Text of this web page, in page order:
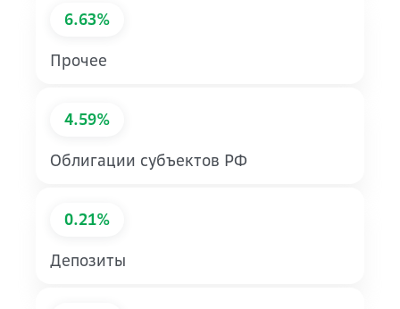
6.63%
Прочее
4.59%
Облигации субъектов РФ
0.21%
Депозиты